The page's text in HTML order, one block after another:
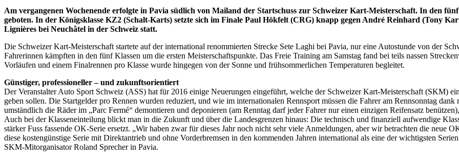
Am vergangenen Wochenende erfolgte in Pavia südlich von Mailand der Startschuss zur Schweizer Kart-Meisterschaft. In den
geboten. In der Königsklasse KZ2 (Schalt-Karts) setzte sich im Finale Paul Hökfelt (CRG) knapp gegen André Reinhard (Tony
Lignières bei Neuchâtel in der Schweiz statt.
Die Schweizer Kart-Meisterschaft startete auf der international renommierten Strecke Sete Laghi bei Pavia, nur eine Autostunde von der
Fahrerinnen kämpften in den fünf Klassen um die ersten Meisterschaftspunkte. Das Freie Training am Samstag fand bei teils nassen
Vorläufen und einem Finalrennen pro Klasse wurde hingegen von der Sonne und frühsommerlichen Temperaturen begleitet.
Günstiger, professioneller – und zukunftsorientiert
Der Veranstalter Auto Sport Schweiz (ASS) hat für 2016 einige Neuerungen eingeführt, welche der Schweizer Kart-Meisterschaft (SKM)
geben sollen. Die Startgelder pro Rennen wurden reduziert, und wie im internationalen Rennsport müssen die Fahrer am Rennsonntag
umständlich die Räder im „Parc Fermé“ demontieren und deponieren (am Renntag darf jeder Fahrer nur einen einzigen Reifensatz
Auch bei der Klasseneinteilung blickt man in die Zukunft und über die Landesgrenzen hinaus: Die technisch und finanziell aufwendige
stärker Fuss fassende OK-Serie ersetzt. „Wir haben zwar für dieses Jahr noch nicht sehr viele Anmeldungen, aber wir betrachten die neue
diese kostengünstige Serie mit Direktantrieb und ohne Vorderbremsen in den kommenden Jahren international als eine der wichtigsten
SKM-Mitorganisator Roland Sprecher in Pavia.